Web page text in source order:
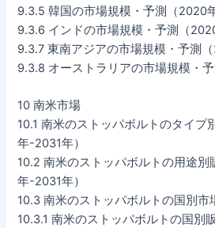
9.3.5 韓国の市場規模・予測（2020
9.3.6 インドの市場規模・予測（
9.3.7 東南アジアの市場規模・予測
9.3.8 オーストラリアの市場規模・
10 南米市場
10.1 南米のストッパボルトのタイプ
年-2031年）
10.2 南米のストッパボルトの用途
年-2031年）
10.3 南米のストッパボルトの国別市
10.3.1 南米のストッパボルトの国別